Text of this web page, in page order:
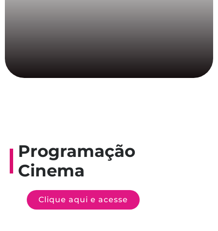
Programação
Cinema
Clique aqui e acesse